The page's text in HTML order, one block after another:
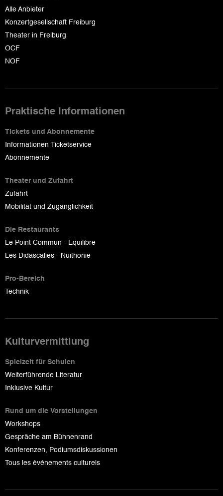
Alle Anbieter
Konzertgesellschaft Freiburg
Theater in Freiburg
OCF
NOF
Praktische Informationen
Tickets und Abonnemente
Informationen Ticketservice
Abonnemente
Theater und Zufahrt
Zufahrt
Mobilität und Zugänglichkeit
Die Restaurants
Le Point Commun - Equilibre
Les Didascalies - Nuithonie
Pro-Bereich
Technik
Kulturvermittlung
Spielzeit für Schulen
Weiterführende Literatur
Inklusive Kultur
Rund um die Vorstellungen
Workshops
Gespräche am Bühnenrand
Konferenzen, Podiumsdiskussionen
Tous les événements culturels